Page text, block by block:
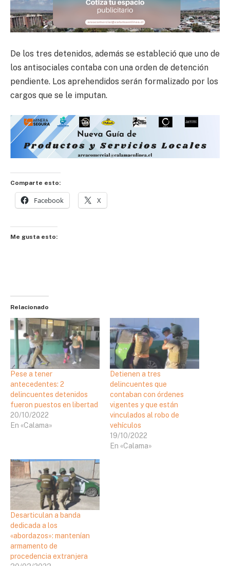
De los tres detenidos, además se estableció que uno de
los antisociales contaba con una orden de detención
pendiente. Los aprehendidos serán formalizado por los
cargos que se le imputan.
Comparte esto:
Facebook X
Me gusta esto:
Relacionado
Pese a tener
antecedentes: 2
delincuentes detenidos
fueron puestos en libertad
20/10/2022
En «Calama»
Detienen a tres
delincuentes que
contaban con órdenes
vigentes y que están
vinculados al robo de
vehículos
19/10/2022
En «Calama»
Desarticulan a banda
dedicada a los
«abordazos»: mantenían
armamento de
procedencia extranjera